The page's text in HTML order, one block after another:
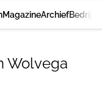
MagazineArchief
Wolvega